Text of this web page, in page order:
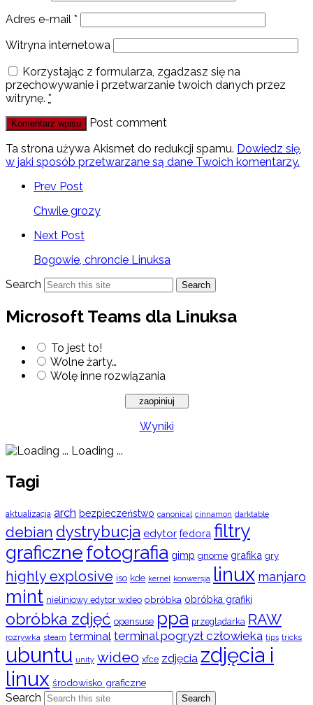
Adres e-mail *
Witryna internetowa
Korzystając z formularza, zgadzasz się na
przechowywanie i przetwarzanie twoich danych przez
witrynę. *
Post comment
Ta strona używa Akismet do redukcji spamu. Dowiedz się,
w jaki sposób przetwarzane są dane Twoich komentarzy.
Prev Post
Chwile grozy
Next Post
Bogowie, chroncie Linuksa
Search
Search
Microsoft Teams dla Linuksa
To jest to!
Wolne żarty…
Wolę inne rozwiązania
Wyniki
Loading ...
Tagi
aktualizacja arch bezpieczeństwo canonical cinnamon darktable
debian dystrybucja edytor fedora filtry
graficznefotografia gimp gnome grafika gry
highly explosive iso kde kernel konwersja linux manjaro
mint nieliniowy edytor wideo obróbka obróbka grafiki
obróbka zdjęć opensuse ppa przeglądarka RAW
rozrywka steam terminal terminal pogryzł człowieka tips tricks
ubuntu unity wideo xfce zdjęcia zdjęcia i
linux środowisko graficzne
Search Search